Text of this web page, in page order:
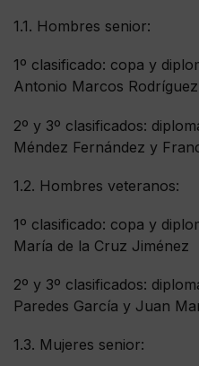
1.1. Hombres senior:
1º clasificado: copa y
Antonio Marcos Rodríguez
2º y 3º clasificados:
Méndez Fernández y
1.2. Hombres veteranos:
1º clasificado: copa y
María de la Cruz Jiménez
2º y 3º clasificados:
Paredes García y Juan
1.3. Mujeres senior: